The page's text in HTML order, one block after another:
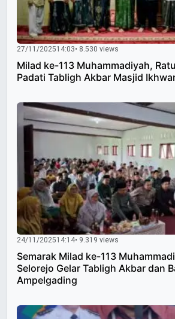
27/11/202514:03• 8.530 views
Milad ke-113 Muhammadiyah,
Padati Tabligh Akbar Masjid
24/11/202514:14• 9.319 views
Semarak Milad ke-113
Selorejo Gelar Tabligh Akbar dan
Ampelgading